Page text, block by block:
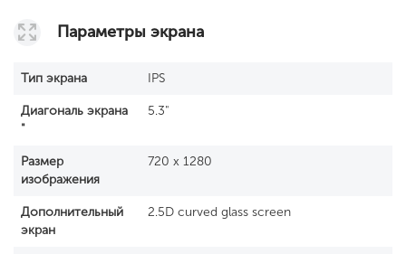
Параметры экрана
Тип экрана IPS
Диагональ экрана
"
5.3"
Размер
изображения
720 x 1280
Дополнительный
экран
2.5D curved glass screen